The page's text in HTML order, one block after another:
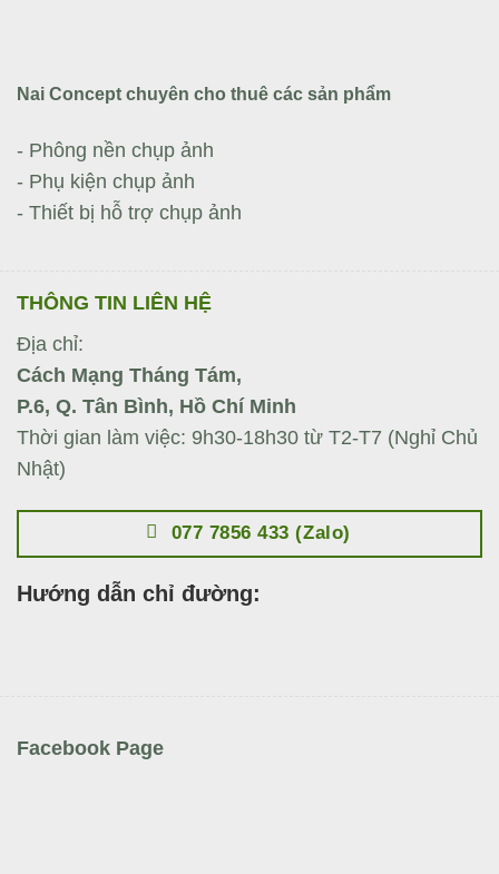
Nai Concept chuyên cho thuê các sản phẩm
- Phông nền chụp ảnh
- Phụ kiện chụp ảnh
- Thiết bị hỗ trợ chụp ảnh
THÔNG TIN LIÊN HỆ
Địa chỉ:
Cách Mạng Tháng Tám,
P.6, Q. Tân Bình, Hồ Chí Minh
Thời gian làm việc: 9h30-18h30 từ T2-T7 (Nghỉ Chủ
Nhật)
077 7856 433 (Zalo)
Hướng dẫn chỉ đường:
Facebook Page